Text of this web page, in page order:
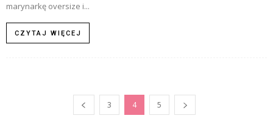
marynarkę oversize i...
CZYTAJ WIĘCEJ
3 4 5